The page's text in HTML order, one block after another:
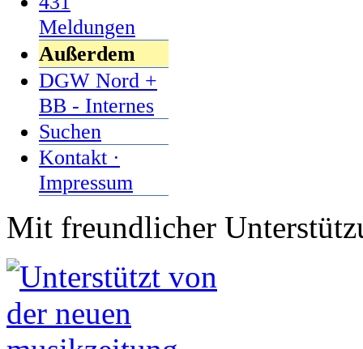
Meldungen
Außerdem
DGW Nord +
BB - Internes
Suchen
Kontakt ·
Impressum
Mit freundlicher